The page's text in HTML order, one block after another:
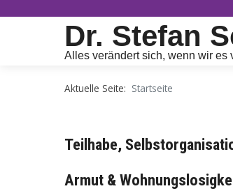
Dr. Stefan
Alles verändert sich, wenn wir es
Aktuelle Seite: Startseite
Teilhabe,
Armut &